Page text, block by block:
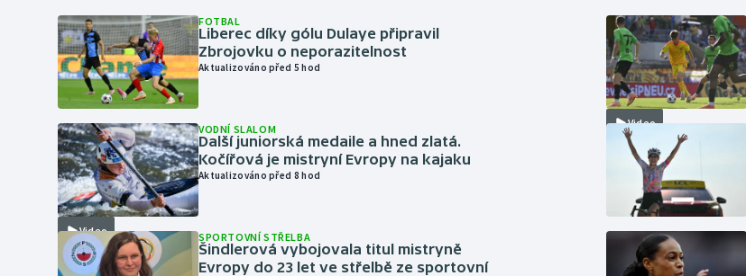
FOTBAL
Liberec díky gólu Dulaye připravil
Zbrojovku o neporazitelnost
Aktualizováno před 5 hod
Video
VODNÍ SLALOM
Další juniorská medaile a hned zlatá.
Kočířová je mistryní Evropy na kajaku
Aktualizováno před 8 hod
SPORTOVNÍ STŘELBA
Šindlerová vybojovala titul mistryně
Evropy do 23 let ve střelbě ze sportovní
Video